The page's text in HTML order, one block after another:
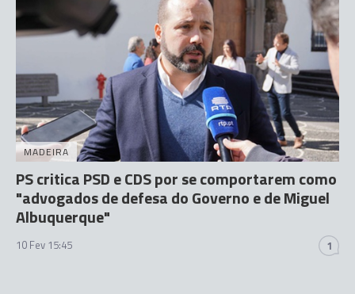
MADEIRA
PS critica PSD e CDS por se comportarem como
"advogados de defesa do Governo e de Miguel
Albuquerque"
10 Fev 15:45 1